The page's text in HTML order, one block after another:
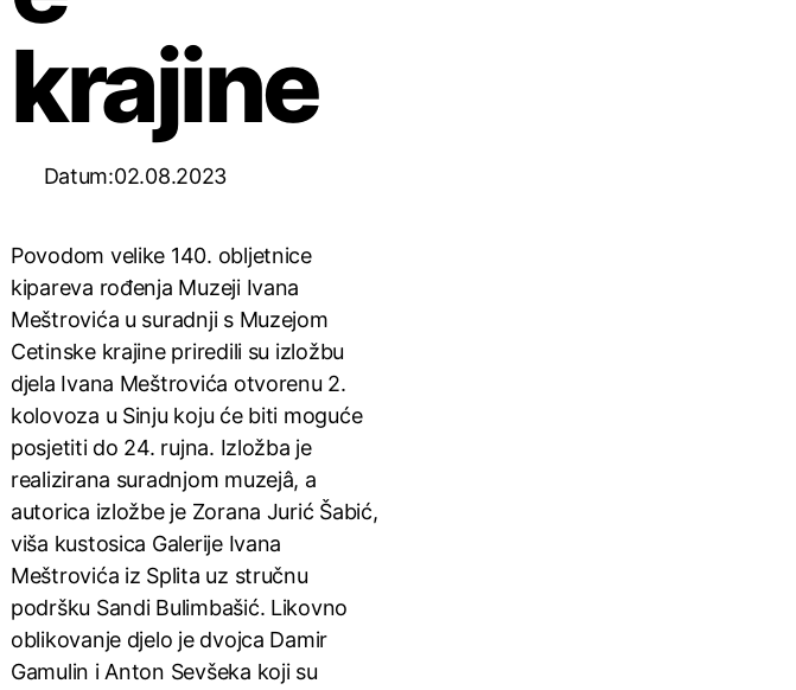
krajine
Datum:02.08.2023
Povodom velike 140. obljetnice
kipareva rođenja Muzeji Ivana
Meštrovića u suradnji s Muzejom
Cetinske krajine priredili su izložbu
djela Ivana Meštrovića otvorenu 2.
kolovoza u Sinju koju će biti moguće
posjetiti do 24. rujna. Izložba je
realizirana suradnjom muzejâ, a
autorica izložbe je Zorana Jurić Šabić,
viša kustosica Galerije Ivana
Meštrovića iz Splita uz stručnu
podršku Sandi Bulimbašić. Likovno
oblikovanje djelo je dvojca Damir
Gamulin i Anton Sevšeka koji su